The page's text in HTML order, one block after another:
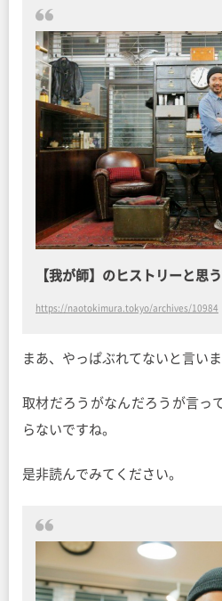
【我が師】のヒストリーと思う
https://naotokimura.tokyo/archives/10984
まあ、やっぱぶれてないと言い
取材だろうがなんだろうが言っ
らないですね。
是非読んでみてください。